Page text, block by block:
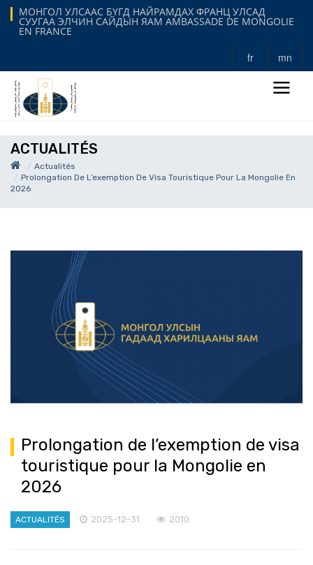
МОНГОЛ УЛСААС БҮГД НАЙРАМДАХ ФРАНЦ УЛСАД
СУУГАА ЭЛЧИН САЙДЫН ЯАМ AMBASSADE DE MONGOLIE
EN FRANCE
fr mn
ACTUALITÉS
Actualités
Prolongation De L’exemption De Visa Touristique Pour La Mongolie En
2026
Prolongation de l’exemption de visa
touristique pour la Mongolie en
2026
ACTUALITÉS 2025-12-31 2010